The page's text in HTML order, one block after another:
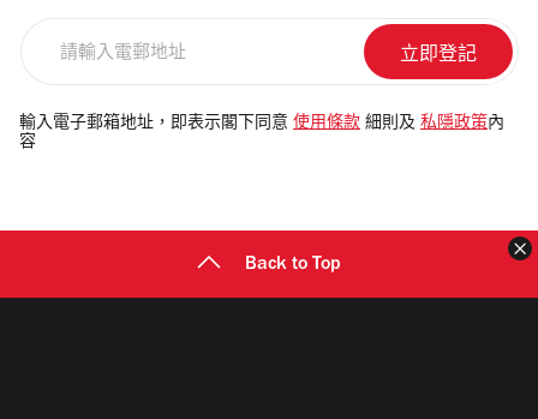
電
郵
輸入電子郵箱地址，即表示閣下同意 使用條款 細則及 私隱政策 內
容
Back to Top